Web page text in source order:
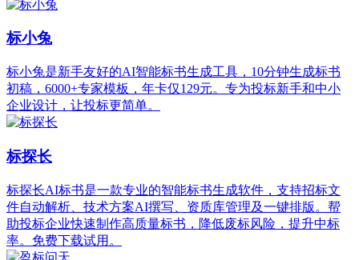
标小兔
标小兔是新手友好的AI智能标书生成工具，10分钟生成标书
初稿，6000+专家模板，年卡仅129元。专为投标新手和中小
企业设计，让投标更简单。
标探长
标探长AI标书是一款专业的智能标书生成软件，支持招标文
件自动解析、技术方案AI撰写、资质库管理及一键排版。帮
助投标企业快速制作高质量标书，降低废标风险，提升中标
率。免费下载试用。